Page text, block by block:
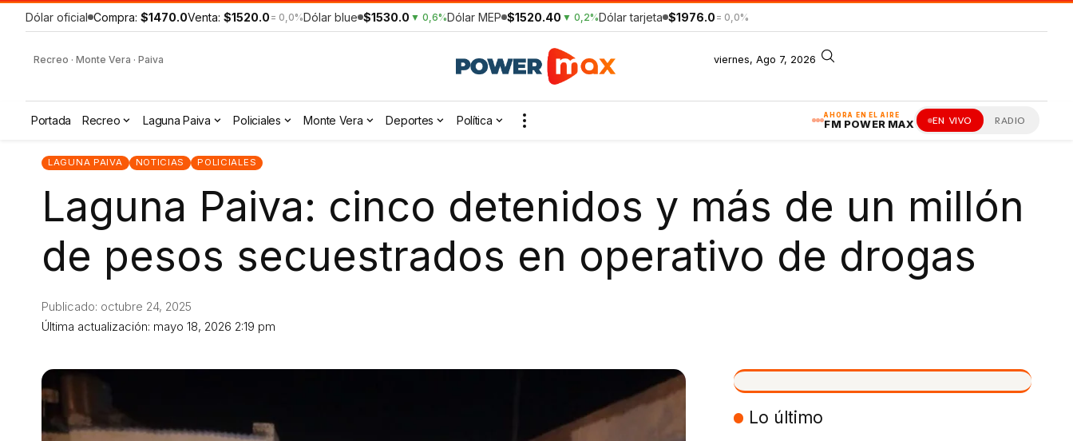
Dólar oficial Compra: $1470.0Venta: $1520.0 = 0,0%Dólar blue $1530.0 ▼ 0,6%Dólar MEP $1520.40 ▼ 0,2%Dólar tarjeta $1976.0 = 0,0%
Recreo · Monte Vera · Paiva viernes, Ago 7, 2026
AHORA EN EL AIRE
FM POWER MAX EN VIVO RADIO
Portada Recreo Laguna Paiva Policiales Monte Vera Deportes Política
LAGUNA PAIVA NOTICIAS POLICIALES
Laguna Paiva: cinco detenidos y más de un millón
de pesos secuestrados en operativo de drogas
Última actualización: mayo 18, 2026 2:19 pm
Publicado: octubre 24, 2025
VIVO
Lo último